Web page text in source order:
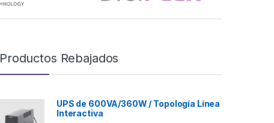
Productos Rebajados
UPS de 600VA/360W / Topología Línea
Interactiva